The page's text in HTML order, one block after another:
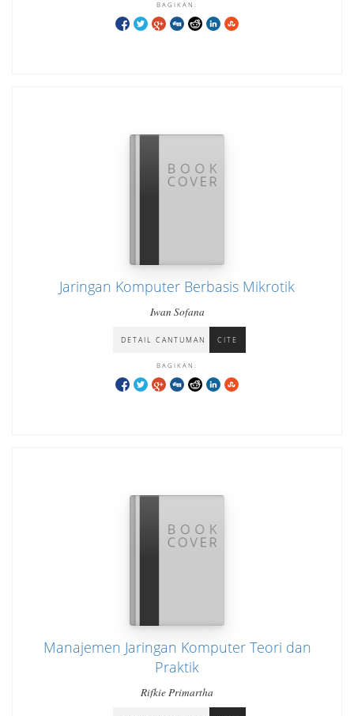
BAGIKAN:
Jaringan Komputer Berbasis Mikrotik
Iwan Sofana
DETAIL CANTUMAN CITE
BAGIKAN:
Manajemen Jaringan Komputer Teori dan
Praktik
Rifkie Primartha